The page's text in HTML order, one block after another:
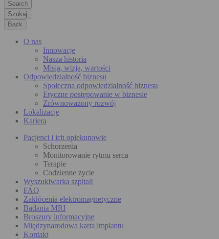
Szukaj
Back
O nas
Innowacje
Nasza historia
Misja, wizja, wartości
Odpowiedzialność biznesu
Społeczna odpowiedzialność biznesu
Etyczne postępowanie w biznesie
Zrównoważony rozwój
Lokalizacje
Kariera
Pacjenci i ich opiekunowie
Schorzenia
Monitorowanie rytmu serca
Terapie
Codzienne życie
Wyszukiwarka szpitali
FAQ
Zakłócenia elektromagnetyczne
Badania MRI
Broszury informacyjne
Międzynarodowa karta implantu
Kontakt